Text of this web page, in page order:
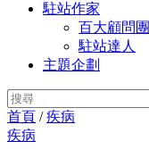
駐站作家
百大顧問團
駐站達人
主題企劃
首頁 /疾病
疾病